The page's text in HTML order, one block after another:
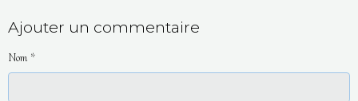
Ajouter un commentaire
Nom